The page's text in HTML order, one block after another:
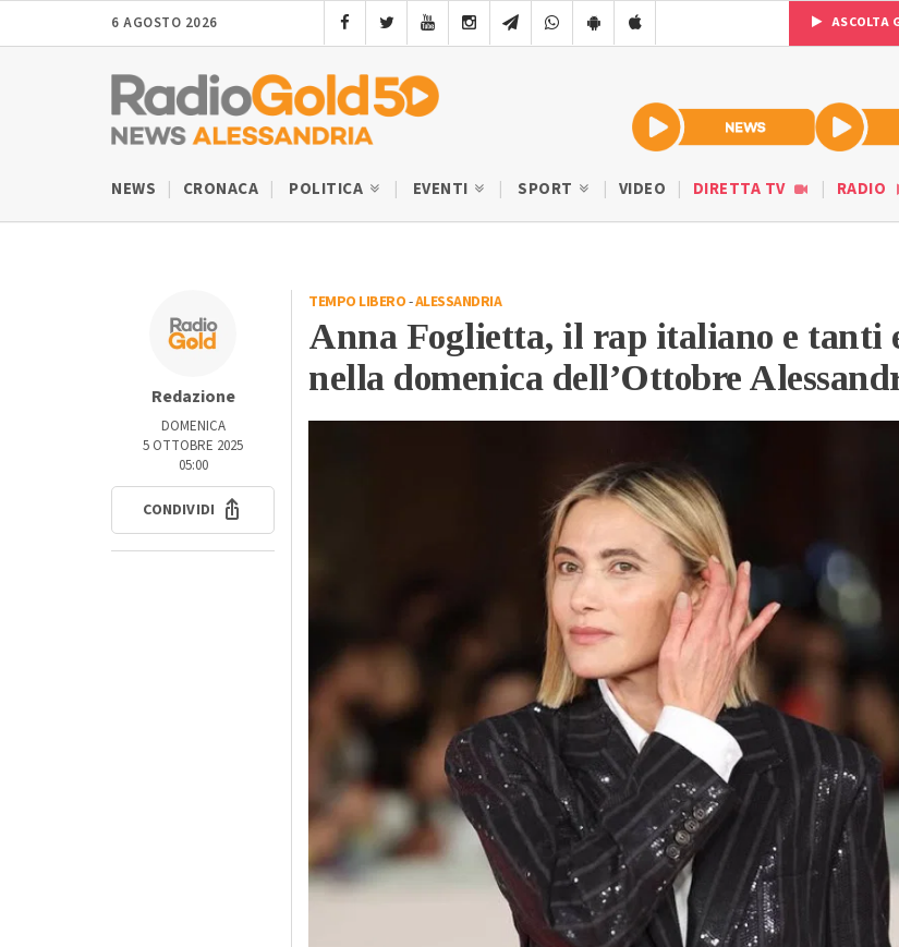
6 AGOSTO 2026 ASCOLTA
NEWS CRONACA POLITICA EVENTI SPORT VIDEO DIRETTA TV RADIO
Redazione
DOMENICA
5 OTTOBRE 2025
05:00
CONDIVIDI
TEMPO LIBERO-ALESSANDRIA
Anna Foglietta, il rap italiano e tanti
nella domenica dell’Ottobre